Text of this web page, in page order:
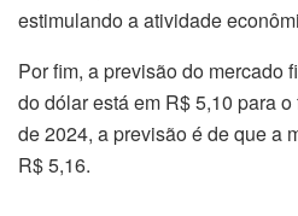
estimulando a atividade
Por fim, a previsão do mercado
do dólar está em R$ 5,10 para
de 2024, a previsão é de que a
R$ 5,16.